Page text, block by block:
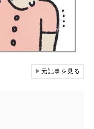
▶元記事を見る